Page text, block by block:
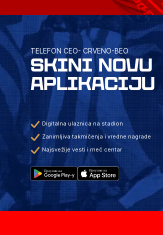
TELEFON CEO- CRVENO-BEO
SKINI NOVU
APLIKACIJU
Digitalna ulaznica na stadion
Zanimljiva takmičenja i vredne nagrade
Najsvežije vesti i meč centar